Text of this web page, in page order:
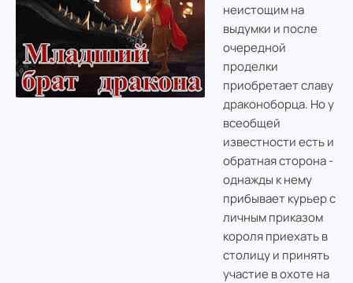
неистощим на
выдумки и после
очередной
проделки
приобретает славу
драконоборца. Но у
всеобщей
известности есть и
обратная сторона -
однажды к нему
прибывает курьер с
личным приказом
короля приехать в
столицу и принять
участие в охоте на